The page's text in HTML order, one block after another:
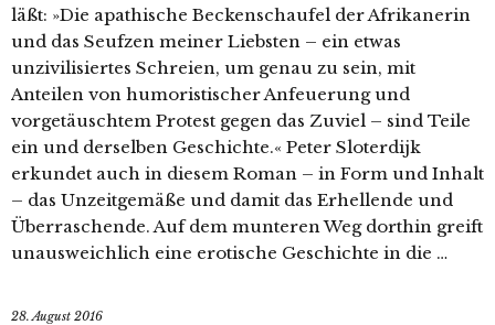
läßt: »Die apathische Beckenschaufel der Afrikanerin
und das Seufzen meiner Liebsten – ein etwas
unzivilisiertes Schreien, um genau zu sein, mit
Anteilen von humoristischer Anfeuerung und
vorgetäuschtem Protest gegen das Zuviel – sind Teile
ein und derselben Geschichte.« Peter Sloterdijk
erkundet auch in diesem Roman – in Form und Inhalt
– das Unzeitgemäße und damit das Erhellende und
Überraschende. Auf dem munteren Weg dorthin greift
unausweichlich eine erotische Geschichte in die …
28. August 2016